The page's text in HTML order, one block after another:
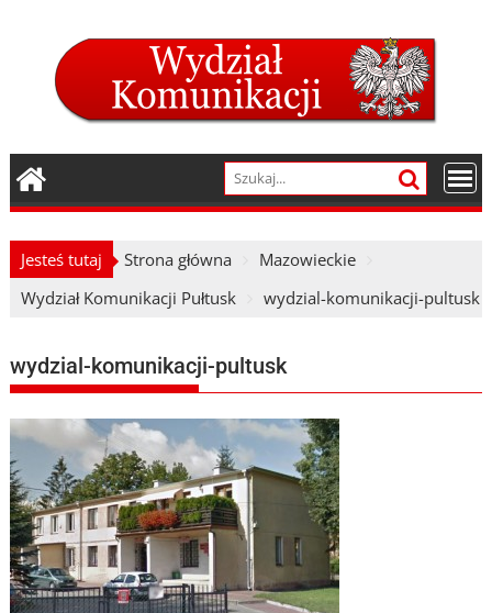
Jesteś tutaj Strona główna
Mazowieckie
Wydział Komunikacji Pułtusk
wydzial-komunikacji-pultusk
wydzial-komunikacji-pultusk